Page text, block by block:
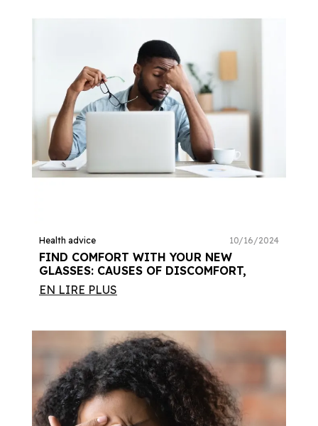
FIND COMFORT WITH YOUR NEW
GLASSES: CAUSES OF DISCOMFORT,
Health advice 10/16/2024
EN LIRE PLUS